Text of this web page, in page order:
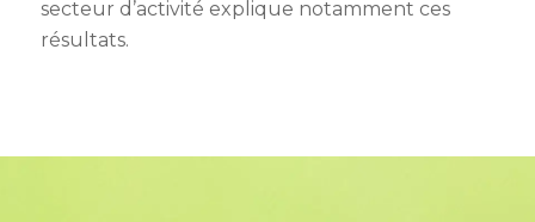
secteur d’activité explique notamment ces
résultats.